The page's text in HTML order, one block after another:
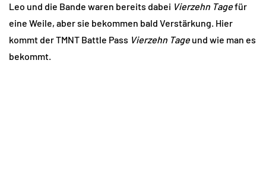
Leo und die Bande waren bereits dabei Vierzehn Tagefür
eine Weile, aber sie bekommen bald Verstärkung. Hier
kommt der TMNT Battle Pass Vierzehn Tage und wie man es
bekommt.